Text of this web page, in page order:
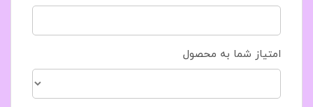
امتیاز شما به محصول